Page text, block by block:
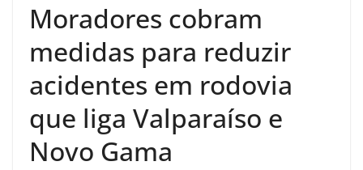
Moradores cobram
medidas para reduzir
acidentes em rodovia
que liga Valparaíso e
Novo Gama